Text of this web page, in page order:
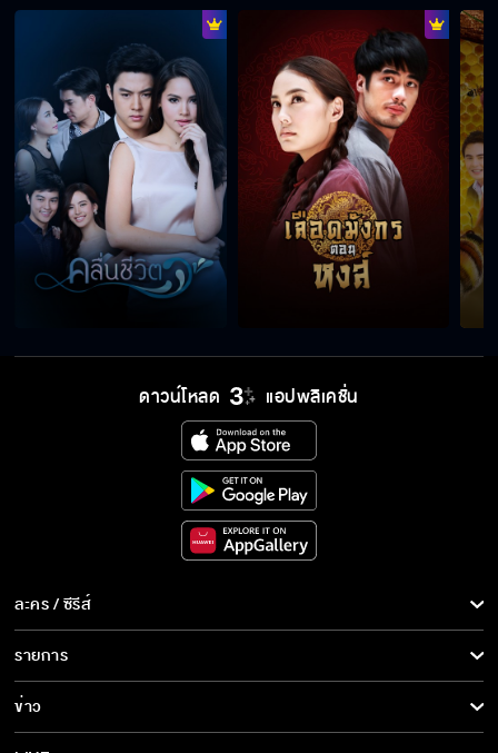
พี่เทิดทำลายชีวิตเริงมาแล้ว อย่ากลับมาทำให้พัง
เป็นครั้งที่สอง
พิธีกรหน้าใหม่คนนี้เป็นใคร
เริงทำพริกกับเกลือมาให้ค่ะ
เริงอยู่ไม่ไหว เริงขอลาออก
ทำงานเหนื่อยมาทั้งวัน ไม่พร้อมจะรับฟังคำสั่ง
สอนของใคร
ก็แค่ชุดชั้นในที่มันหลงมา
ถ้ามันเป็นของใหม่ เราไม่มาทวงหรอก
ดาวน์โหลด แอปพลิเคชั่น
ละคร / ซีรีส์
ละคร/ซีรีส์
ซีรีส์นานาชาติ
การ์ตูน & เกม
รายการ
รายการทั้งหมด
ข่าว
ข่าวทั้งหมด